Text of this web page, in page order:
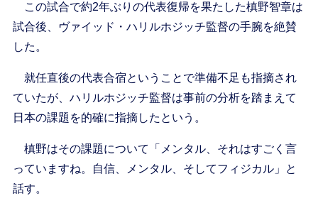
この試合で約2年ぶりの代表復帰を果たした槙野智章は
試合後、ヴァイッド・ハリルホジッチ監督の手腕を絶賛
した。
就任直後の代表合宿ということで準備不足も指摘され
ていたが、ハリルホジッチ監督は事前の分析を踏まえて
日本の課題を的確に指摘したという。
槙野はその課題について「メンタル、それはすごく言
っていますね。自信、メンタル、そしてフィジカル」と
話す。